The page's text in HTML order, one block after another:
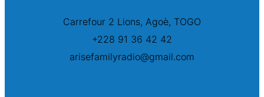
Carrefour 2 Lions, Agoè, TOGO
+228 91 36 42 42
arisefamilyradio@gmail.com